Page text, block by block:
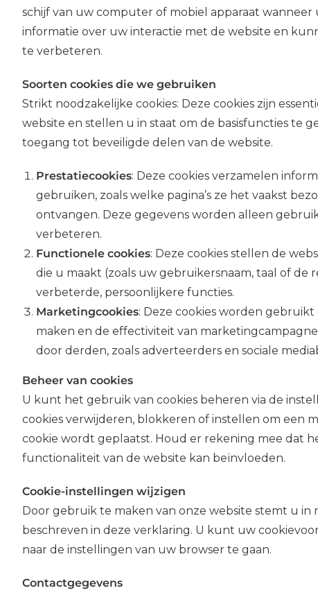
schijf van uw computer of mobiel apparaat
informatie over uw interactie met de website en
te verbeteren.
Soorten cookies die we gebruiken
Strikt noodzakelijke cookies: Deze cookies zijn
website en stellen u in staat om de basisfuncties te
toegang tot beveiligde delen van de website.
Prestatiecookies: Deze cookies verzamelen
gebruiken, zoals welke pagina’s ze het vaakst
ontvangen. Deze gegevens worden alleen
verbeteren.
Functionele cookies: Deze cookies stellen de
die u maakt (zoals uw gebruikersnaam, taal of de
verbeterde, persoonlijkere functies.
Marketingcookies: Deze cookies worden
maken en de effectiviteit van
door derden, zoals adverteerders en sociale
Beheer van cookies
U kunt het gebruik van cookies beheren via de
cookies verwijderen, blokkeren of instellen om een
cookie wordt geplaatst. Houd er rekening mee dat
functionaliteit van de website kan beïnvloeden.
Cookie-instellingen wijzigen
Door gebruik te maken van onze website stemt u in
beschreven in deze verklaring. U kunt uw
naar de instellingen van uw browser te gaan.
Contactgegevens